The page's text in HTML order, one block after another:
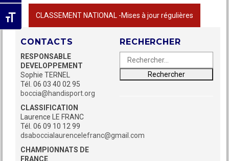
Changer la taille de la police
CLASSEMENT NATIONAL -Mises à jour régulières
CONTACTS
RESPONSABLE
DEVELOPPEMENT
Sophie TERNEL
Tél. 06 03 40 02 95
boccia@handisport.org
CLASSIFICATION
Laurence LE FRANC
Tél. 06 09 10 12 99
dsaboccialaurencelefranc@gmail.com
CHAMPIONNATS DE
FRANCE
RECHERCHER
Rechercher :
Recherche